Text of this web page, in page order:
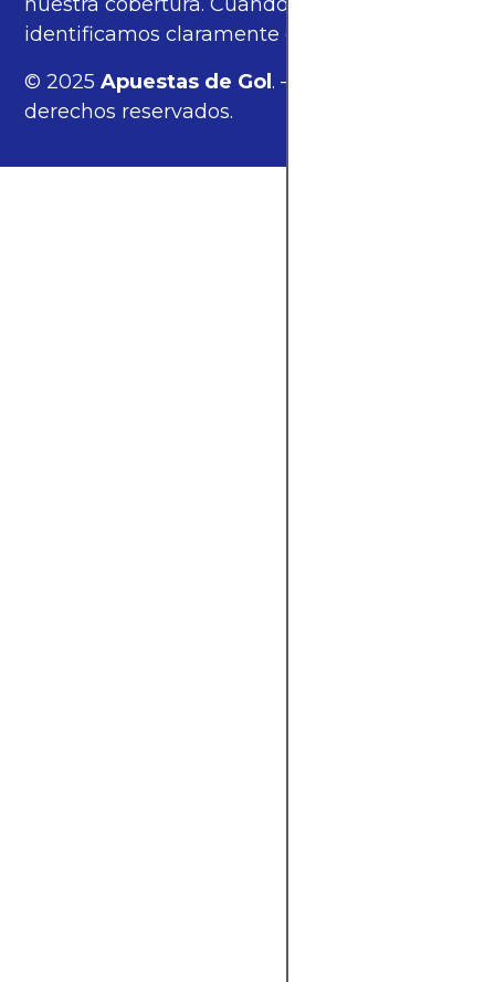
identificamos claramente estos enlaces.
© 2025Apuestas de Gol. — Todos los
derechos reservados.